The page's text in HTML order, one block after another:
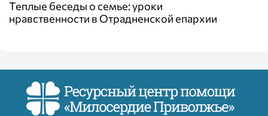
Теплые беседы о семье: уроки
нравственности в Отрадненской епархии